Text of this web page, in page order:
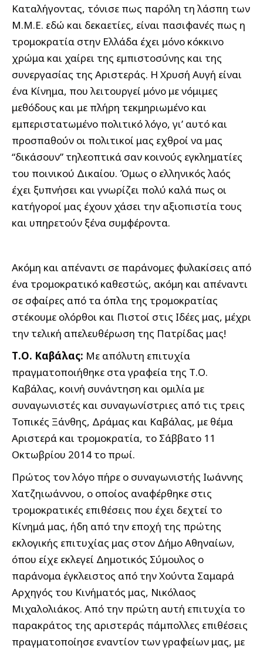
Καταλήγοντας, τόνισε πως παρόλη τη λάσπη των
Μ.Μ.Ε. εδώ και δεκαετίες, είναι πασιφανές πως η
τρομοκρατία στην Ελλάδα έχει μόνο κόκκινο
χρώμα και χαίρει της εμπιστοσύνης και της
συνεργασίας της Αριστεράς. Η Χρυσή Αυγή είναι
ένα Κίνημα, που λειτουργεί μόνο με νόμιμες
μεθόδους και με πλήρη τεκμηριωμένο και
εμπεριστατωμένο πολιτικό λόγο, γι’ αυτό και
προσπαθούν οι πολιτικοί μας εχθροί να μας
“δικάσουν” τηλεοπτικά σαν κοινούς εγκληματίες
του ποινικού Δικαίου. Όμως ο ελληνικός λαός
έχει ξυπνήσει και γνωρίζει πολύ καλά πως οι
κατήγοροί μας έχουν χάσει την αξιοπιστία τους
και υπηρετούν ξένα συμφέροντα.
Ακόμη και απέναντι σε παράνομες φυλακίσεις από
ένα τρομοκρατικό καθεστώς, ακόμη και απέναντι
σε σφαίρες από τα όπλα της τρομοκρατίας
στέκουμε ολόρθοι και Πιστοί στις Ιδέες μας, μέχρι
την τελική απελευθέρωση της Πατρίδας μας!
Τ.Ο. Καβάλας: Με απόλυτη επιτυχία
πραγματοποιήθηκε στα γραφεία της Τ.Ο.
Καβάλας, κοινή συνάντηση και ομιλία με
συναγωνιστές και συναγωνίστριες από τις τρεις
Τοπικές Ξάνθης, Δράμας και Καβάλας, με θέμα
Αριστερά και τρομοκρατία, το Σάββατο 11
Οκτωβρίου 2014 το πρωί.
Πρώτος τον λόγο πήρε ο συναγωνιστής Ιωάννης
Χατζηιωάννου, ο οποίος αναφέρθηκε στις
τρομοκρατικές επιθέσεις που έχει δεχτεί το
Κίνημά μας, ήδη από την εποχή της πρώτης
εκλογικής επιτυχίας μας στον Δήμο Αθηναίων,
όπου είχε εκλεγεί Δημοτικός Σύμουλος ο
παράνομα έγκλειστος από την Χούντα Σαμαρά
Αρχηγός του Κινήματός μας, Νικόλαος
Μιχαλολιάκος. Από την πρώτη αυτή επιτυχία το
παρακράτος της αριστεράς πάμπολλες επιθέσεις
πραγματοποίησε εναντίον των γραφείων μας, με